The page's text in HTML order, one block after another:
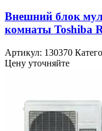
Внешний блок
комнаты Toshiba
Артикул: 130370
Цену уточняйте